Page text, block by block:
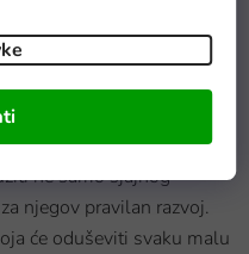
ne samo sjajnog
njegov pravilan razvoj.
će oduševiti svaku malu